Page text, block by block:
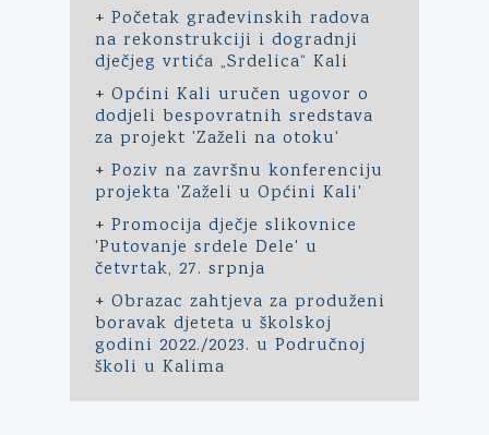
+ Početak građevinskih radova
na rekonstrukciji i dogradnji
dječjeg vrtića „Srdelica“ Kali
+ Općini Kali uručen ugovor o
dodjeli bespovratnih sredstava
za projekt 'Zaželi na otoku'
+ Poziv na završnu konferenciju
projekta 'Zaželi u Općini Kali'
+ Promocija dječje slikovnice
'Putovanje srdele Dele' u
četvrtak, 27. srpnja
+ Obrazac zahtjeva za produženi
boravak djeteta u školskoj
godini 2022./2023. u Područnoj
školi u Kalima